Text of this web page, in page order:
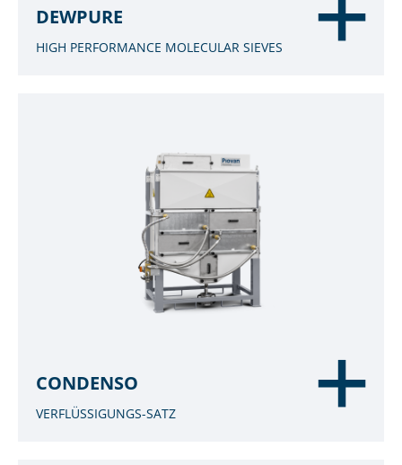
DEWPURE
HIGH PERFORMANCE MOLECULAR SIEVES
CONDENSO
VERFLÜSSIGUNGS-SATZ